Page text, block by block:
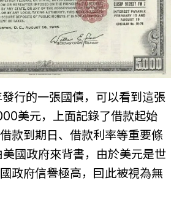
行的一張國債，可以看到這張
美元，上面記錄了借款起始
款到期日、借款利率等重要條
國政府來背書，由於美元是世
政府信譽極高，囙此被視為無